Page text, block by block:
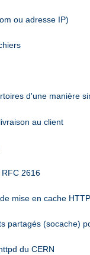
ou adresse IP)
d'une manière
au client
2616
mise en cache HTTP.
partagés (socache)
du CERN